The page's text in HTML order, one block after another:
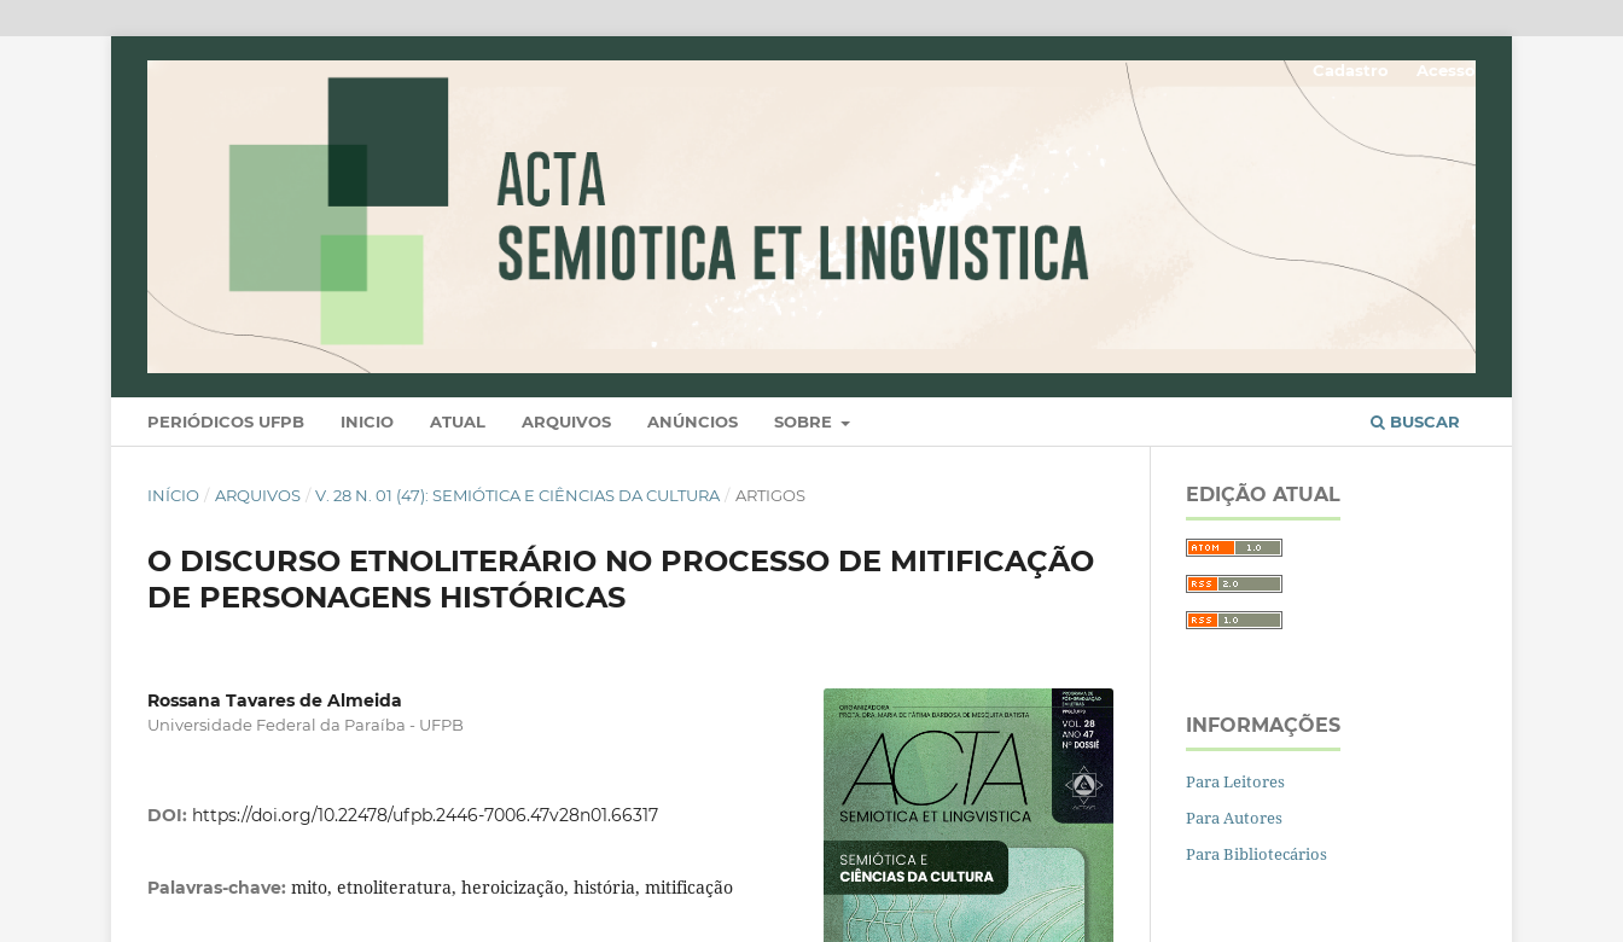
PERIÓDICOS UFPB INICIO ATUAL ARQUIVOS ANÚNCIOS SOBRE BUSCAR
Cadastro Acesso
INÍCIO / ARQUIVOS / V. 28 N. 01 (47): SEMIÓTICA E CIÊNCIAS DA CULTURA / ARTIGOS
O DISCURSO ETNOLITERÁRIO NO PROCESSO DE MITIFICAÇÃO
DE PERSONAGENS HISTÓRICAS
Rossana Tavares de Almeida
Universidade Federal da Paraíba - UFPB
DOI: https://doi.org/10.22478/ufpb.2446-7006.47v28n01.66317
Palavras-chave: mito, etnoliteratura, heroicização, história, mitificação
EDIÇÃO ATUAL
INFORMAÇÕES
Para Leitores
Para Autores
Para Bibliotecários